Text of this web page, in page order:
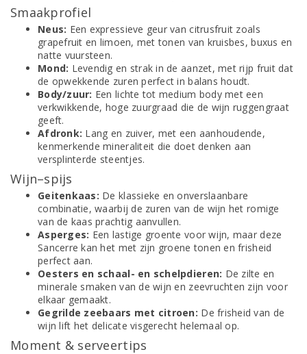
Smaakprofiel
Neus: Een expressieve geur van citrusfruit zoals
grapefruit en limoen, met tonen van kruisbes, buxus en
natte vuursteen.
Mond: Levendig en strak in de aanzet, met rijp fruit dat
de opwekkende zuren perfect in balans houdt.
Body/zuur: Een lichte tot medium body met een
verkwikkende, hoge zuurgraad die de wijn ruggengraat
geeft.
Afdronk: Lang en zuiver, met een aanhoudende,
kenmerkende mineraliteit die doet denken aan
versplinterde steentjes.
Wijn–spijs
Geitenkaas: De klassieke en onverslaanbare
combinatie, waarbij de zuren van de wijn het romige
van de kaas prachtig aanvullen.
Asperges: Een lastige groente voor wijn, maar deze
Sancerre kan het met zijn groene tonen en frisheid
perfect aan.
Oesters en schaal- en schelpdieren: De zilte en
minerale smaken van de wijn en zeevruchten zijn voor
elkaar gemaakt.
Gegrilde zeebaars met citroen: De frisheid van de
wijn lift het delicate visgerecht helemaal op.
Moment & serveertips